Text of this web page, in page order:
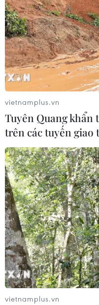
vietnamplus.vn
Tuyên Quang khẩn
trên các tuyến giao
vietnamplus.vn